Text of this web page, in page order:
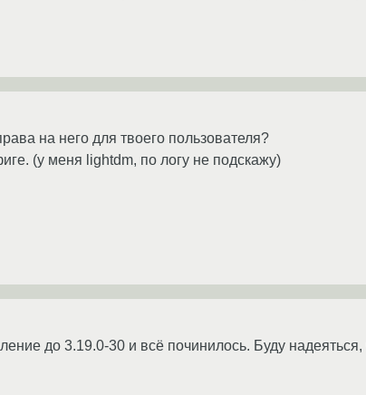
на него для твоего пользователя?
(у меня lightdm, по логу не подскажу)
до 3.19.0-30 и всё починилось. Буду надеяться,